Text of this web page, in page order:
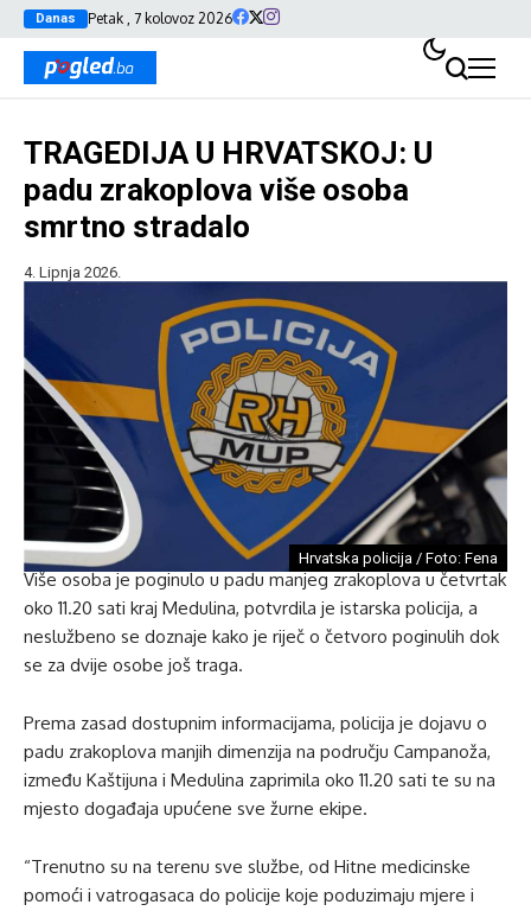
Danas Petak , 7 kolovoz 2026
TRAGEDIJA U HRVATSKOJ: U
padu zrakoplova više osoba
smrtno stradalo
4. Lipnja 2026.
Hrvatska policija / Foto: Fena
Više osoba je poginulo u padu manjeg zrakoplova u četvrtak
oko 11.20 sati kraj Medulina, potvrdila je istarska policija, a
neslužbeno se doznaje kako je riječ o četvoro poginulih dok
se za dvije osobe još traga.
Prema zasad dostupnim informacijama, policija je dojavu o
padu zrakoplova manjih dimenzija na području Campanoža,
između Kaštijuna i Medulina zaprimila oko 11.20 sati te su na
mjesto događaja upućene sve žurne ekipe.
“Trenutno su na terenu sve službe, od Hitne medicinske
pomoći i vatrogasaca do policije koje poduzimaju mjere i